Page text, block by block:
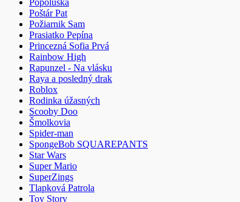
Popoluška
Poštár Pat
Požiarnik Sam
Prasiatko Pepína
Princezná Sofia Prvá
Rainbow High
Rapunzel - Na vlásku
Raya a posledný drak
Roblox
Rodinka úžasných
Scooby Doo
Šmolkovia
Spider-man
SpongeBob SQUAREPANTS
Star Wars
Super Mario
SuperZings
Tlapková Patrola
Toy Story